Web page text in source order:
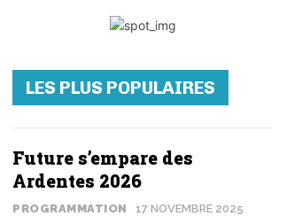
LES PLUS POPULAIRES
Future s’empare des
Ardentes 2026
PROGRAMMATION 17 NOVEMBRE 2025